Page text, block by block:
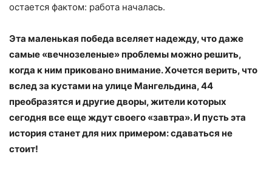
остается фактом: работа началась.
Эта маленькая победа вселяет надежду, что даже
самые «вечнозеленые» проблемы можно решить,
когда к ним приковано внимание. Хочется верить, что
вслед за кустами на улице Мангельдина, 44
преобразятся и другие дворы, жители которых
сегодня все еще ждут своего «завтра». И пусть эта
история станет для них примером: сдаваться не
стоит!